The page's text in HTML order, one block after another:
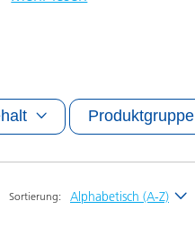
Produktgruppe
Sortierung: Alphabetisch (A-Z)